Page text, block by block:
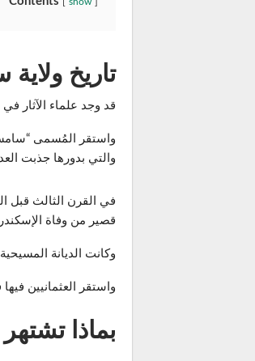
تاريخ
قد وجد علماء الآثار
واستقر المُسمى
والتي بدورها جذبت
في القرن الثالث قبل
قصير من وفاة
وكانت الديانة
واستقر العثمانيين فيها في القرن الـ 15 ميلادي وحتى الآن هي من إحدى الولايات
بماذا